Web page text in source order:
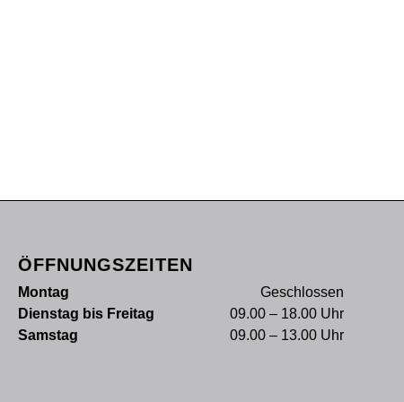
ÖFFNUNGSZEITEN
Montag
Geschlossen
Dienstag bis Freitag
09.00 – 18.00 Uhr
Samstag
09.00 – 13.00 Uhr